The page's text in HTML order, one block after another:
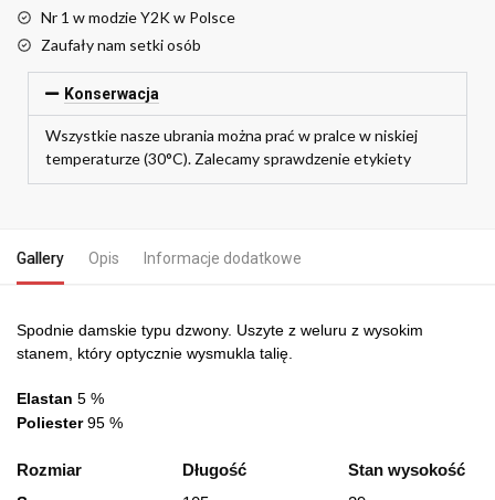
Nr 1 w modzie Y2K w Polsce
Zaufały nam setki osób
Konserwacja
Wszystkie nasze ubrania można prać w pralce w niskiej
temperaturze (30°C). Zalecamy sprawdzenie etykiety
Gallery Opis Informacje dodatkowe
Spodnie damskie typu dzwony. Uszyte z weluru z wysokim
stanem, który optycznie wysmukla talię.
Elastan 5 %
Poliester95 %
Rozmiar Długość
Stan wysokość